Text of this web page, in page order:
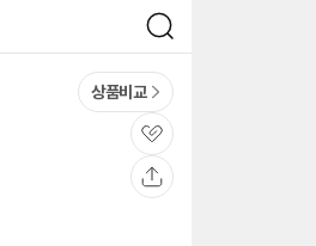
검
색
상품비교
관
심